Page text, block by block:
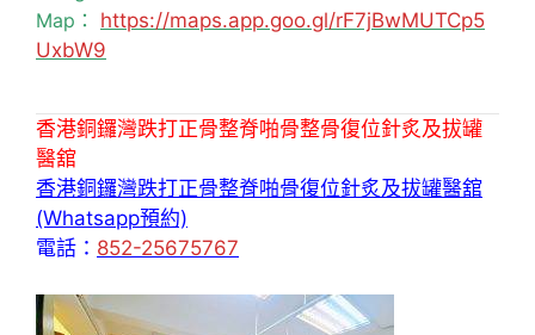
Map： https://maps.app.goo.gl/rF7jBwMUTCp5
UxbW9
香港銅鑼灣跌打正骨整脊啪骨整骨復位針炙及拔罐
醫舘
香港銅鑼灣跌打正骨整脊啪骨復位針炙及拔罐醫舘
(Whatsapp預約)
電話： 852-25675767